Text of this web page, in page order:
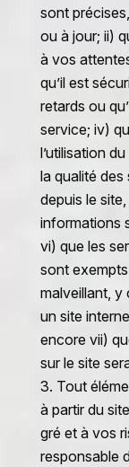
sont
ou à jour; ii)
à vos
qu’il est
retards ou
service; iv)
l’utilisation
la qualité
depuis le
informations
vi) que les
sont
malveillant, y
un site
encore vii)
sur le site
Tout
à partir du
gré et à vos
responsable